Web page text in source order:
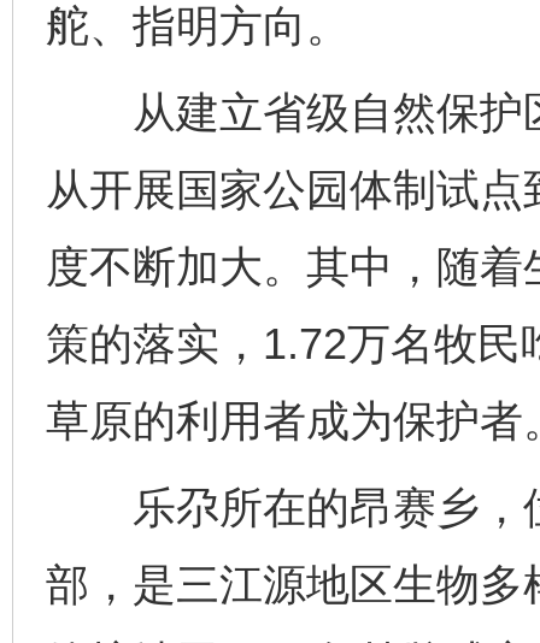
舵、指明方向。
从建立省级自然保护
从开展国家公园体制试
度不断加大。其中，随着
策的落实，1.72万名牧民
草原的利用者成为保护者
乐尕所在的昂赛乡，
部，是三江源地区生物